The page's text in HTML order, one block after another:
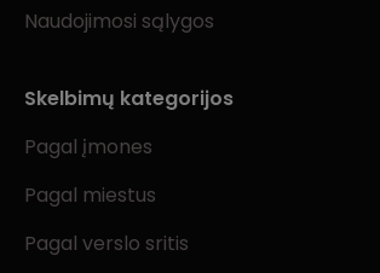
Naudojimosi sąlygos
Skelbimų kategorijos
Pagal įmones
Pagal miestus
Pagal verslo sritis